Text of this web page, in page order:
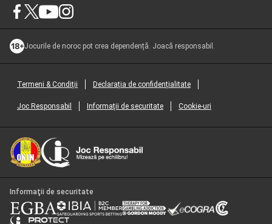
Jocurile de noroc pot crea dependență. Joacă responsabil.
Termeni & Condiţii Declarația de confidențialitate
Joc Responsabil Informaţii de securitate Cookie-uri
Informaţii de securitate